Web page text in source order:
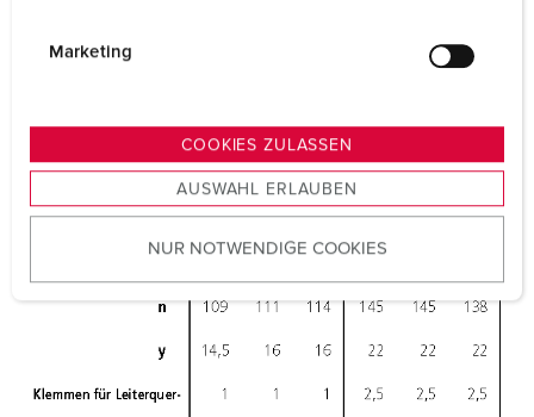
s
u
w
Marketing
COOKIES ZULASSEN
AUSWAHL ERLAUBEN
NUR NOTWENDIGE COOKIES